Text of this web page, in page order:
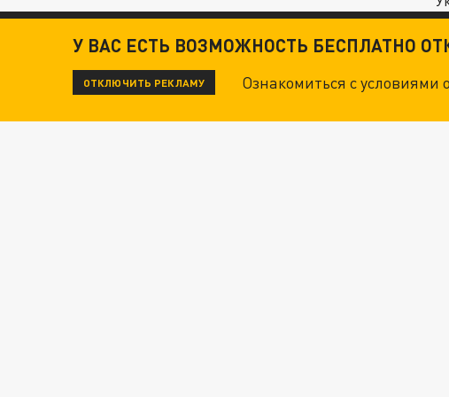
У ВАС ЕСТЬ ВОЗМОЖНОСТЬ БЕСПЛАТНО
ОТКЛЮЧИТЬ РЕКЛАМУ Ознакомиться с